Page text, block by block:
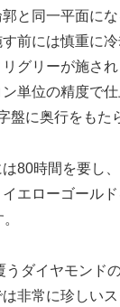
と同一平面に
前には慎重に
グリーが施さ
単位の精度で
盤に奥行をもた
80時間を要し
エローゴール
ダイヤモンド
非常に珍しい